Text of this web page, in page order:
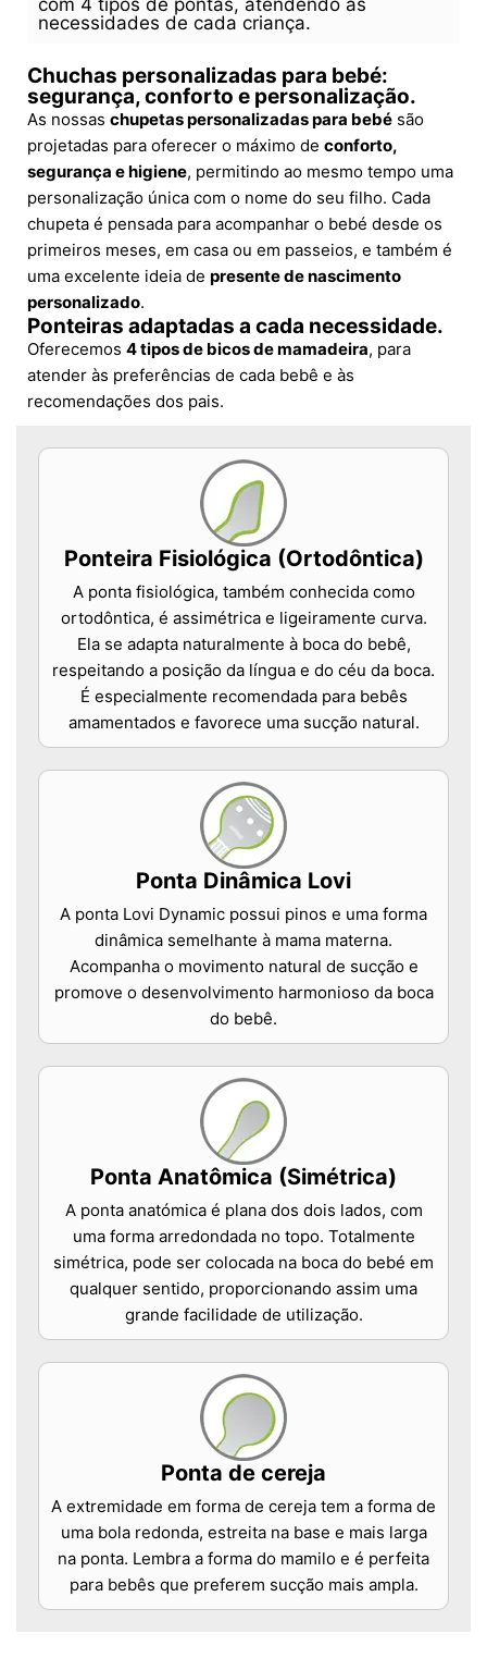
com 4 tipos de pontas, atendendo às
necessidades de cada criança.
Chuchas personalizadas para bebé:
segurança, conforto e personalização.
As nossas chupetas personalizadas para bebé são
projetadas para oferecer o máximo de conforto,
segurança e higiene, permitindo ao mesmo tempo uma
personalização única com o nome do seu filho. Cada
chupeta é pensada para acompanhar o bebé desde os
primeiros meses, em casa ou em passeios, e também é
uma excelente ideia de presente de nascimento
personalizado.
Ponteiras adaptadas a cada necessidade.
Oferecemos 4 tipos de bicos de mamadeira, para
atender às preferências de cada bebê e às
recomendações dos pais.
Ponteira Fisiológica (Ortodôntica)
A ponta fisiológica, também conhecida como
ortodôntica, é assimétrica e ligeiramente curva.
Ela se adapta naturalmente à boca do bebê,
respeitando a posição da língua e do céu da boca.
É especialmente recomendada para bebês
amamentados e favorece uma sucção natural.
Ponta Dinâmica Lovi
A ponta Lovi Dynamic possui pinos e uma forma
dinâmica semelhante à mama materna.
Acompanha o movimento natural de sucção e
promove o desenvolvimento harmonioso da boca
do bebê.
Ponta Anatômica (Simétrica)
A ponta anatómica é plana dos dois lados, com
uma forma arredondada no topo. Totalmente
simétrica, pode ser colocada na boca do bebé em
qualquer sentido, proporcionando assim uma
grande facilidade de utilização.
Ponta de cereja
A extremidade em forma de cereja tem a forma de
uma bola redonda, estreita na base e mais larga
na ponta. Lembra a forma do mamilo e é perfeita
para bebês que preferem sucção mais ampla.